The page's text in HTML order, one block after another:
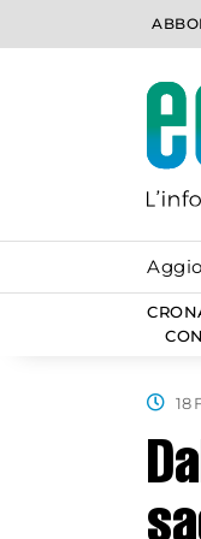
18